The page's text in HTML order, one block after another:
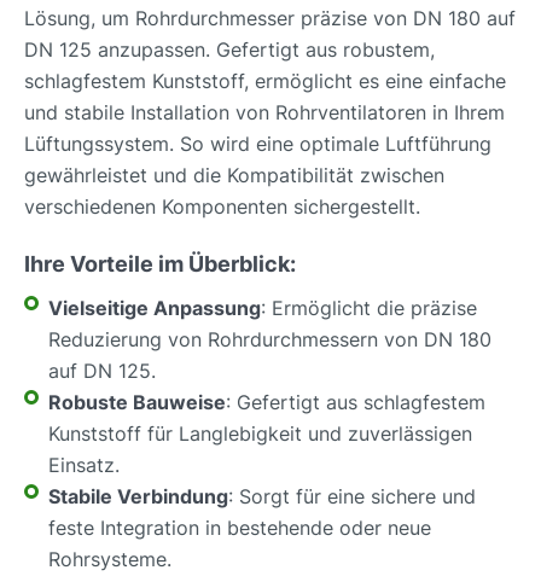
Lösung, um Rohrdurchmesser präzise von DN 180 auf
DN 125 anzupassen. Gefertigt aus robustem,
schlagfestem Kunststoff, ermöglicht es eine einfache
und stabile Installation von Rohrventilatoren in Ihrem
Lüftungssystem. So wird eine optimale Luftführung
gewährleistet und die Kompatibilität zwischen
verschiedenen Komponenten sichergestellt.
Ihre Vorteile im Überblick:
Vielseitige Anpassung: Ermöglicht die präzise
Reduzierung von Rohrdurchmessern von DN 180
auf DN 125.
Robuste Bauweise: Gefertigt aus schlagfestem
Kunststoff für Langlebigkeit und zuverlässigen
Einsatz.
Stabile Verbindung: Sorgt für eine sichere und
feste Integration in bestehende oder neue
Rohrsysteme.